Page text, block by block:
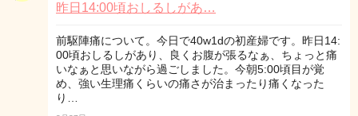
昨日14:00頃おしるしがあ…
前駆陣痛について。今日で40w1dの初産婦です。昨日14:
00頃おしるしがあり、良くお腹が張るなぁ、ちょっと痛
いなぁと思いながら過ごしました。今朝5:00頃目が覚
め、強い生理痛くらいの痛さが治まったり痛くなった
り…